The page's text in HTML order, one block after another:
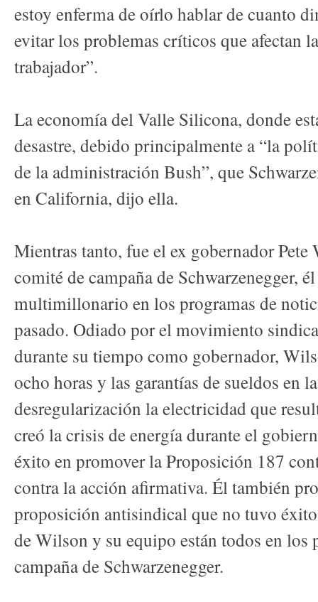
estoy enferma de oírlo hablar de cuanto
evitar los problemas críticos que afectan
trabajador”.
La economía del Valle Silicona, donde
desastre, debido principalmente a “la
de la administración Bush”, que
en California, dijo ella.
Mientras tanto, fue el ex gobernador
comité de campaña de Schwarzenegger,
multimillonario en los programas de
pasado. Odiado por el movimiento
durante su tiempo como gobernador,
ocho horas y las garantías de sueldos en
desregularización la electricidad que
creó la crisis de energía durante el
éxito en promover la Proposición 187
contra la acción afirmativa. Él también
proposición antisindical que no tuvo
de Wilson y su equipo están todos en los
campaña de Schwarzenegger.